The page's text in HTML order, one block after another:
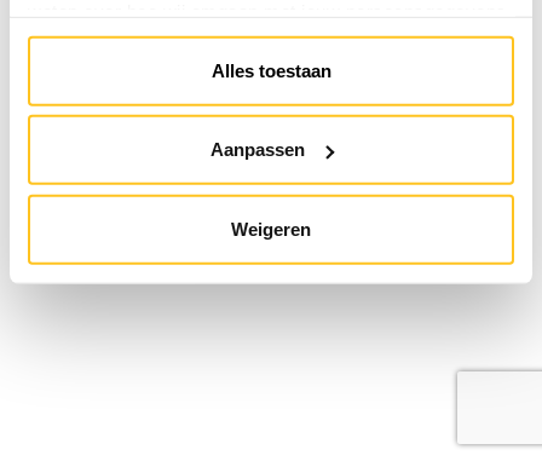
raadpleeg onzePrivacyverklaring. Je kunt de cookie
instellingen te allen tijde aanpassen via de link onderaan
de website.
Alles toestaan
Aanpassen
Weigeren